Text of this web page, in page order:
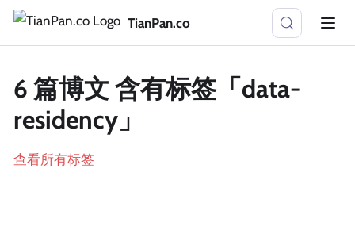
TianPan.co
6 篇博文 含有标签「data-
residency」
查看所有标签